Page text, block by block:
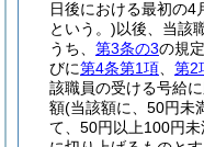
日後における最初の4
という。)以後、当該
うち、 第3条の3の規
びに第4条第1項 第2
該職員の受ける号給
額(当該額に、50円未
て、50円以上100円